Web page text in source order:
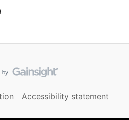
Accessibility statement